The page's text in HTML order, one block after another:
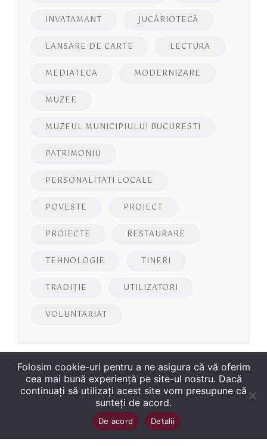
INVATAMANT JUCĂRIOTECĂ
LANSARE DE CARTE LECTURA
MEDIATECA MODERNIZARE
MUZEE
MUZEUL MUNICIPIULUI BUCURESTI
PATRIMONIU
PERSONALITATI LOCALE
POVESTE PROIECT
PROIECTE RESTAURARE
TEHNOLOGIE TINERI
TRADIȚIE UTILIZATORI
VOLUNTARIAT
2026Biblioteca Județeană
„George Bariţiu‟ Braşov. Toate drepturile sunt
Folosim cookie-uri pentru a ne asigura că vă oferim
cea mai bună experiență pe site-ul nostru. Dacă
continuați să utilizați acest site vom presupune că
sunteți de acord.
De acord Detalii